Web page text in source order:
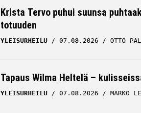
Krista Tervo puhui suunsa
totuuden
YLEISURHEILU 07.08.2026 OTTO
Tapaus Wilma Heltelä –
YLEISURHEILU 07.08.2026 MARKO